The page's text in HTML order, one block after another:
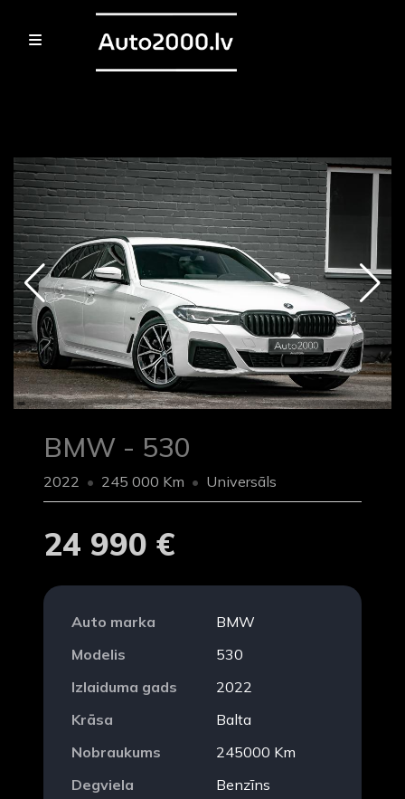
BMW - 530
2022 245 000 Km Universāls
24 990 €
Auto marka
BMW
Modelis
530
Izlaiduma gads
2022
Krāsa
Balta
Nobraukums
245000 Km
Degviela
Benzīns